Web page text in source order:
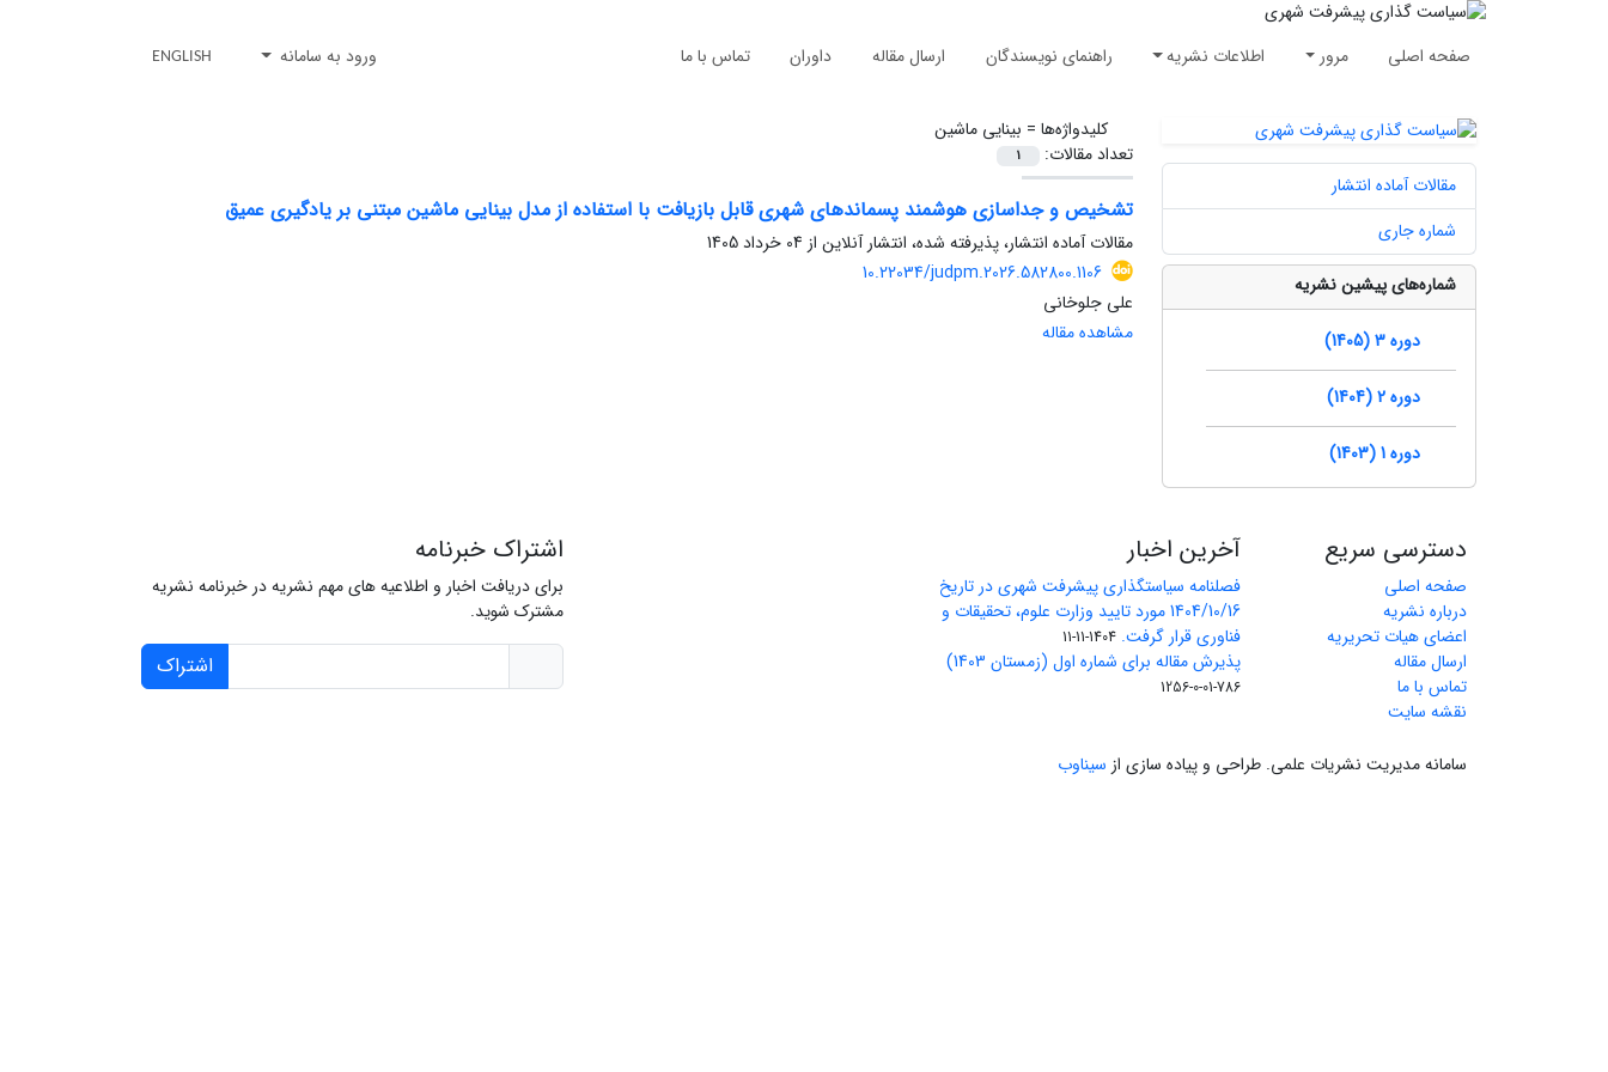
صفحه اصلی مرور اطلاعات نشریه راهنمای نویسندگان ارسال مقاله داوران تماس با ما ورود به سامانه ENGLISH
کلیدواژه‌ها = بینایی ماشین
تعداد مقالات:
1
تشخیص و جداسازی هوشمند پسماندهای شهری قابل بازیافت با استفاده از مدل بینایی ماشین مبتنی بر یادگیری عمیق
مقالات آماده انتشار، پذیرفته شده، انتشار آنلاین از 04 خرداد 1405
10.22034/judpm.2026.582800.1106
علی جلوخانی
مشاهده مقاله
مقالات آماده انتشار
شماره جاری
شماره‌های پیشین نشریه
دوره 3 (1405)
دوره 2 (1404)
دوره 1 (1403)
دسترسی سریع
صفحه اصلی
درباره نشریه
اعضای هیات تحریریه
ارسال مقاله
تماس با ما
نقشه سایت
آخرین اخبار
فصلنامه سیاستگذاری پیشرفت شهری در تاریخ
1404/10/16 مورد تایید وزارت علوم، تحقیقات و
فناوری قرار گرفت. 1404-11-11
پذیرش مقاله برای شماره اول (زمستان 1403)
786-01-0-1256
اشتراک خبرنامه
برای دریافت اخبار و اطلاعیه های مهم نشریه در خبرنامه نشریه
مشترک شوید.
اشتراک
سامانه مدیریت نشریات علمی. طراحی و پیاده سازی از سیناوب